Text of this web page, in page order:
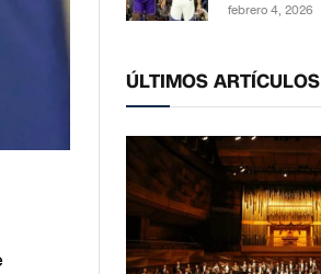
febrero 4, 2026
ÚLTIMOS ARTÍCULOS